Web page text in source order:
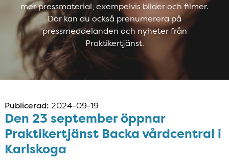
mer pressmaterial, exempelvis bilder och filmer.
Där kan du också prenumerera på
pressmeddelanden och nyheter från
Praktikertjänst.
Publicerad: 2024-09-19
Den 23 september öppnar
Praktikertjänst Backa vårdcentral i
Karlskoga